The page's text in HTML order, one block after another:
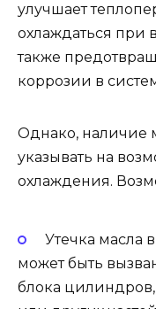
улучшает
охлаждаться при
также
коррозии в
Однако, наличие
указывать на
охлаждения.
Утечка масла
может быть
блока